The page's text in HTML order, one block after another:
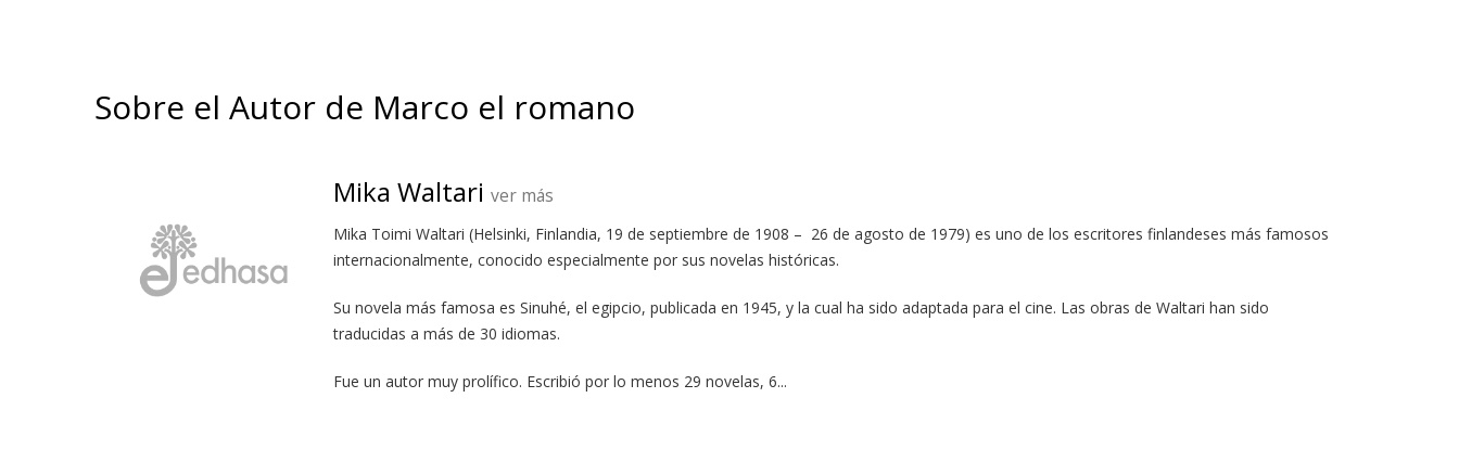
Sobre el Autor de Marco el romano
Mika Waltari ver más
Mika Toimi Waltari (Helsinki, Finlandia, 19 de septiembre de 1908 – 26 de agosto de 1979) es uno de los escritores finlandeses más famosos
internacionalmente, conocido especialmente por sus novelas históricas.
Su novela más famosa es Sinuhé, el egipcio, publicada en 1945, y la cual ha sido adaptada para el cine. Las obras de Waltari han sido
traducidas a más de 30 idiomas.
Fue un autor muy prolífico. Escribió por lo menos 29 novelas, 6...